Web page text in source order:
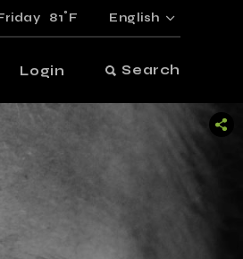
81° F English
Login Search